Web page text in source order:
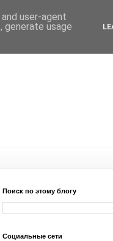
Поиск по этому блогу
Социальные сети
user-agent
generate usage